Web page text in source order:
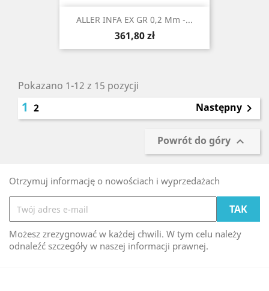
ALLER INFA EX GR 0,2 Mm -...
Cena
361,80 zł
Pokazano 1-12 z 15 pozycji
1 2 Następny 
Powrót do góry 
Otrzymuj informację o nowościach i wyprzedażach
Możesz zrezygnować w każdej chwili. W tym celu należy
odnaleźć szczegóły w naszej informacji prawnej.